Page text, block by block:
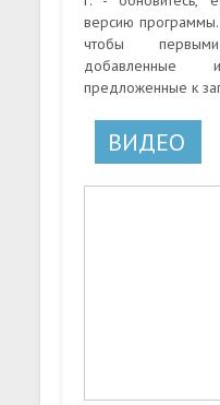
версию
чтобы
предложенные к
ВИДЕО